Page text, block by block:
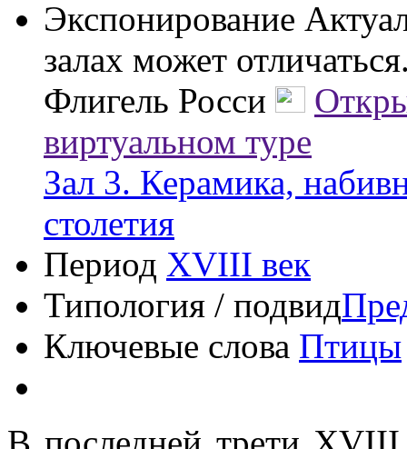
Экспонирование
залах может
Флигель Росси
виртуальном туре
Зал 3. Керамика,
столетия
Период XVIII век
Типология / подвид
Ключевые слова Птицы